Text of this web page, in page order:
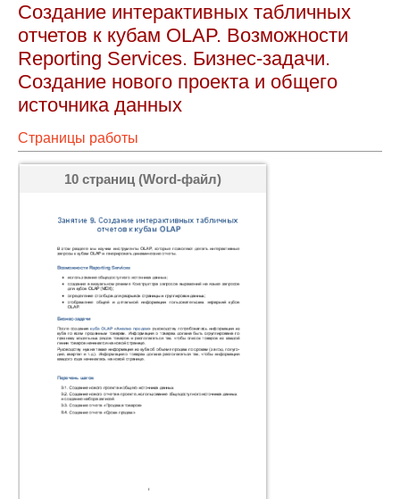
Создание интерактивных табличных
отчетов к кубам OLAP. Возможности
Reporting Services. Бизнес-задачи.
Создание нового проекта и общего
источника данных
Страницы работы
10 страниц (Word-файл)